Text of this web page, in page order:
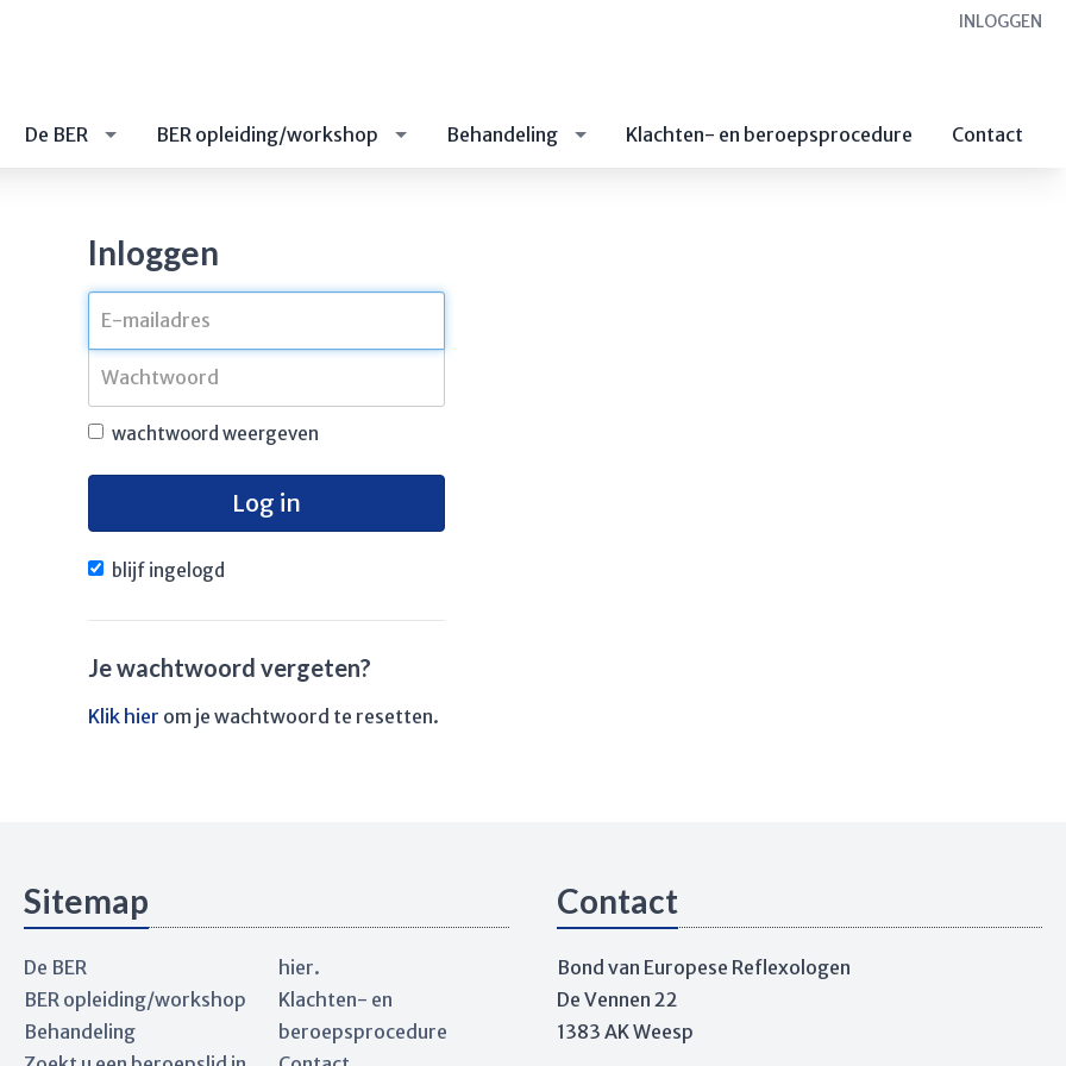
INLOGGEN
De BER BER opleiding/workshop Behandeling Klachten- en beroepsprocedure Contact
Inloggen
wachtwoord weergeven
Log in
blijf ingelogd
Je wachtwoord vergeten?
Klik hier om je wachtwoord te resetten.
Sitemap
De BER
BER opleiding/workshop
Behandeling
hier.
Klachten- en
beroepsprocedure
Contact
Bond van Europese Reflexologen
De Vennen 22
1383 AK Weesp